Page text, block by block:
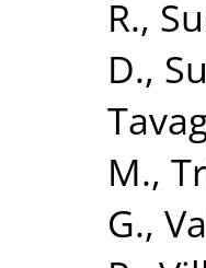
R.,
D.,
M.,
G.,